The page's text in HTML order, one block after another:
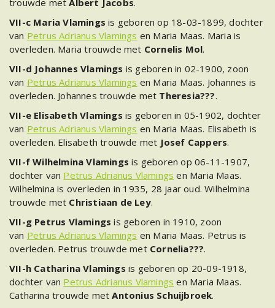
trouwde metAlbert Jacobs.
VII-c Maria Vlamings is geboren op 18-03-1899, dochter
van Petrus Adrianus Vlamings en Maria Maas. Maria is
overleden. Maria trouwde met Cornelis Mol.
VII-d Johannes Vlamings is geboren in 02-1900, zoon
van Petrus Adrianus Vlamings en Maria Maas. Johannes is
overleden. Johannes trouwde met Theresia???.
VII-e Elisabeth Vlamings is geboren in 05-1902, dochter
van Petrus Adrianus Vlamings en Maria Maas. Elisabeth is
overleden. Elisabeth trouwde met Josef Cappers.
VII-f Wilhelmina Vlamings is geboren op 06-11-1907,
dochter van Petrus Adrianus Vlamings en Maria Maas.
Wilhelmina is overleden in 1935, 28 jaar oud. Wilhelmina
trouwde met Christiaan de Ley.
VII-g Petrus Vlamings is geboren in 1910, zoon
van Petrus Adrianus Vlamings en Maria Maas. Petrus is
overleden. Petrus trouwde met Cornelia???.
VII-h Catharina Vlamings is geboren op 20-09-1918,
dochter van Petrus Adrianus Vlamings en Maria Maas.
Catharina trouwde metAntonius Schuijbroek.